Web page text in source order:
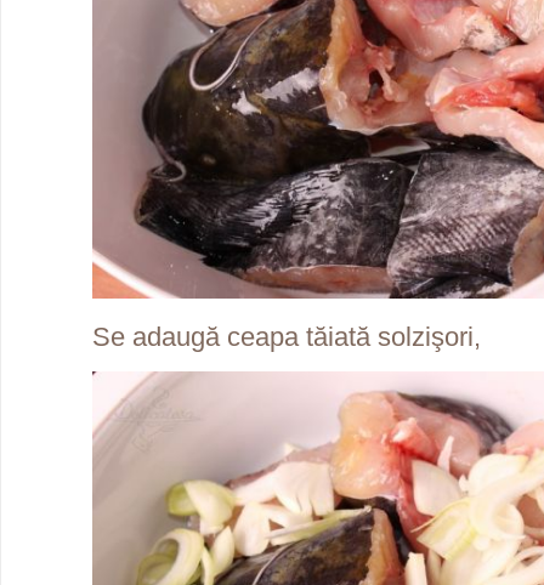
Se adaugă ceapa tăiată solzişori,